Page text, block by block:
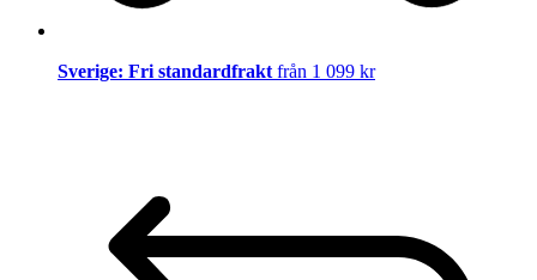
Sverige: Fri standardfrakt från 1 099 kr